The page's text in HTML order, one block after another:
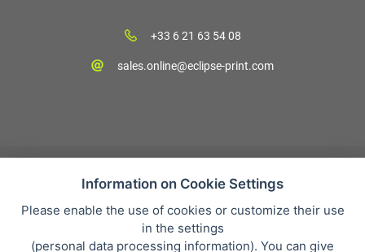
+33 6 21 63 54 08
sales.online@eclipse-print.com
CGV
Protection des données personnelles
Qui sommes-nous?
Information on Cookie Settings
Please enable the use of cookies or customize their use
in the settings
(personal data processing information). You can give